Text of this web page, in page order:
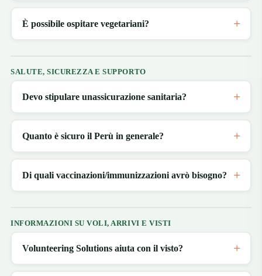
È possibile ospitare vegetariani?
SALUTE, SICUREZZA E SUPPORTO
Devo stipulare unassicurazione sanitaria?
Quanto è sicuro il Perù in generale?
Di quali vaccinazioni/immunizzazioni avrò bisogno?
INFORMAZIONI SU VOLI, ARRIVI E VISTI
Volunteering Solutions aiuta con il visto?